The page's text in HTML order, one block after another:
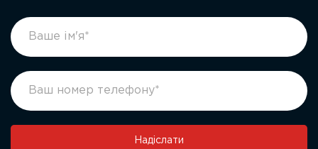
footer
form
If
you
human,
leave
Надіслати